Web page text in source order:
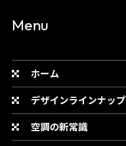
Menu
ホーム
デザインラインナップ
空調の新常識